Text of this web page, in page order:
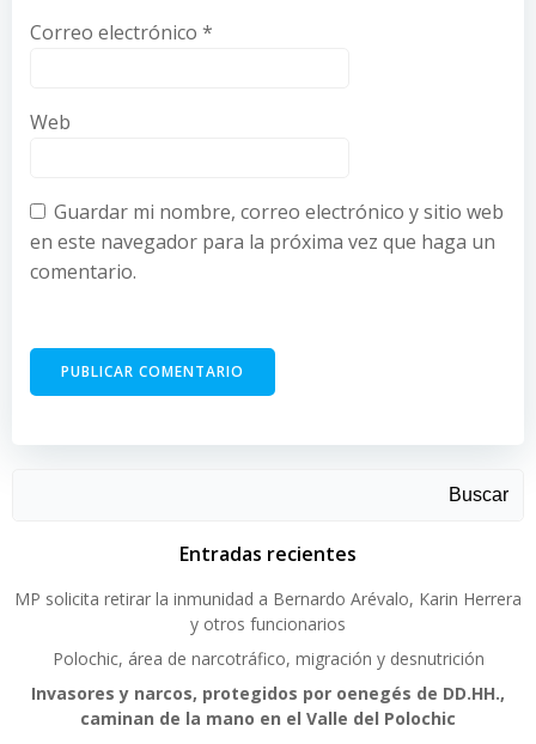
Correo electrónico *
Web
Guardar mi nombre, correo electrónico y sitio web
en este navegador para la próxima vez que haga un
comentario.
Buscar
Entradas recientes
MP solicita retirar la inmunidad a Bernardo Arévalo, Karin Herrera
y otros funcionarios
Polochic, área de narcotráfico, migración y desnutrición
Invasores y narcos, protegidos por oenegés de DD.HH.,
caminan de la mano en el Valle del Polochic